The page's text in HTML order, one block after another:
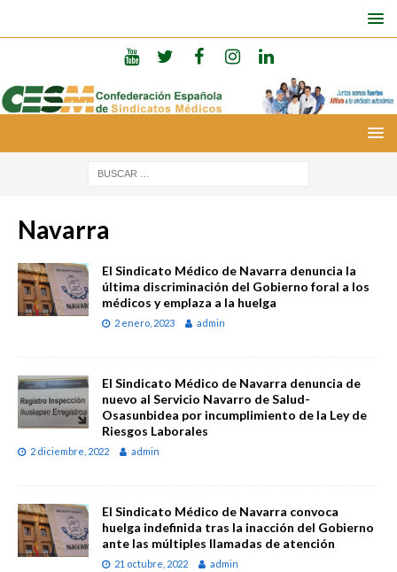
Navarra
El Sindicato Médico de Navarra denuncia la
última discriminación del Gobierno foral a los
médicos y emplaza a la huelga
2 enero, 2023 admin
El Sindicato Médico de Navarra denuncia de
nuevo al Servicio Navarro de Salud-
Osasunbidea por incumplimiento de la Ley de
Riesgos Laborales
2 diciembre, 2022 admin
El Sindicato Médico de Navarra convoca
huelga indefinida tras la inacción del Gobierno
ante las múltiples llamadas de atención
21 octubre, 2022 admin